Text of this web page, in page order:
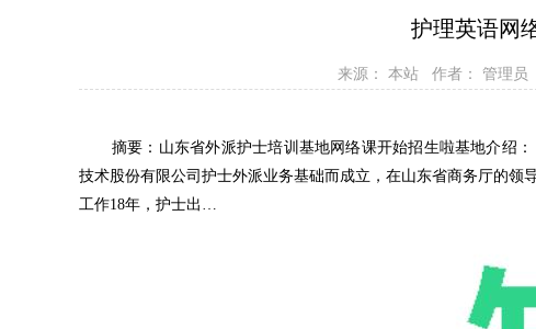
护理英语网
来源： 本站 作者： 管理员
摘要：山东省外派护士培训基地网络课开始招生啦基地介绍
技术股份有限公司护士外派业务基础而成立，在山东省商务厅的
工作18年，护士出…